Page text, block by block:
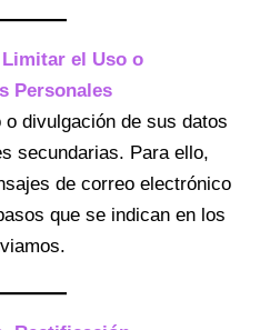
el Uso o
Personales
divulgación de sus datos
secundarias. Para ello,
de correo electrónico
que se indican en los